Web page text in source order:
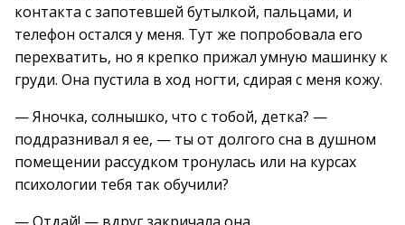
контакта с запотевшей бутылкой, пальцами, и
телефон остался у меня. Тут же попробовала его
перехватить, но я крепко прижал умную машинку к
груди. Она пустила в ход ногти, сдирая с меня кожу.
— Яночка, солнышко, что с тобой, детка? —
поддразнивал я ее, — ты от долгого сна в душном
помещении рассудком тронулась или на курсах
психологии тебя так обучили?